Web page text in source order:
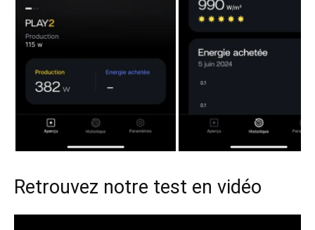
Retrouvez notre test en vidéo